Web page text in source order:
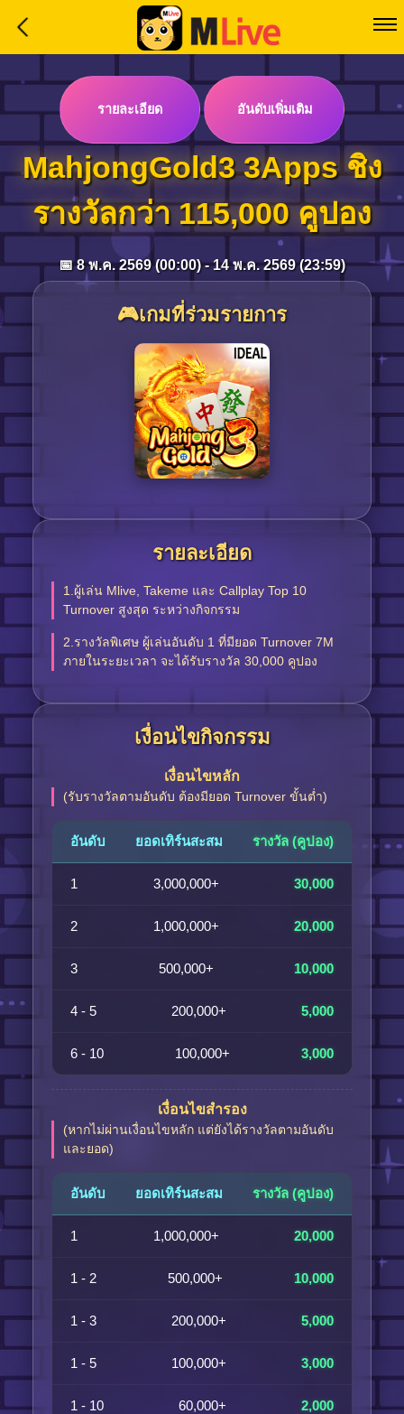
Home
Event
LuckyGame
WinwinCoin
Debit
Mdoll
Help
:
รายละเอียด อันดับเพิ่มเติม
MahjongGold3 3Apps ชิง
รางวัลกว่า 115,000 คูปอง
📅 8 พ.ค. 2569 (00:00) - 14 พ.ค. 2569 (23:59)
🎮เกมที่ร่วมรายการ
รายละเอียด
1.ผู้เล่น Mlive, Takeme และ Callplay Top 10
Turnover สูงสุด ระหว่างกิจกรรม
2.รางวัลพิเศษ ผู้เล่นอันดับ 1 ที่มียอด Turnover 7M
ภายในระยะเวลา จะได้รับรางวัล 30,000 คูปอง
เงื่อนไขกิจกรรม
เงื่อนไขหลัก
(รับรางวัลตามอันดับ ต้องมียอด Turnover ขั้นต่ำ)
อันดับ ยอดเทิร์นสะสม รางวัล (คูปอง)
1 3,000,000+ 30,000
2 1,000,000+ 20,000
3 500,000+ 10,000
4 - 5 200,000+ 5,000
6 - 10 100,000+ 3,000
เงื่อนไขสำรอง
(หากไม่ผ่านเงื่อนไขหลัก แต่ยังได้รางวัลตามอันดับ
และยอด)
อันดับ ยอดเทิร์นสะสม รางวัล (คูปอง)
1 1,000,000+ 20,000
1 - 2 500,000+ 10,000
1 - 3 200,000+ 5,000
1 - 5 100,000+ 3,000
1 - 10 60,000+ 2,000